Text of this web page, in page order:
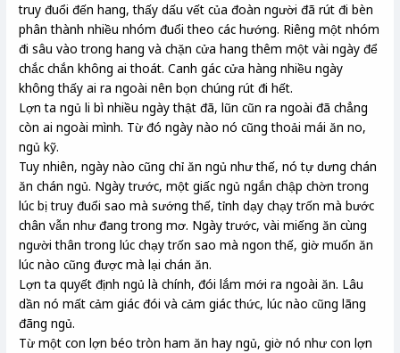
truy đuổi đến hang, thấy dấu vết của đoàn người đã rút đi bèn
phân thành nhiều nhóm đuổi theo các hướng. Riêng một nhóm
đi sâu vào trong hang và chặn cửa hang thêm một vài ngày để
chắc chắn không ai thoát. Canh gác cửa hàng nhiều ngày
không thấy ai ra ngoài nên bọn chúng rút đi hết.
Lợn ta ngủ li bì nhiều ngày thật đã, lũn cũn ra ngoài đã chẳng
còn ai ngoài mình. Từ đó ngày nào nó cũng thoải mái ăn no,
ngủ kỹ.
Tuy nhiên, ngày nào cũng chỉ ăn ngủ như thế, nó tự dưng chán
ăn chán ngủ. Ngày trước, một giấc ngủ ngắn chập chờn trong
lúc bị truy đuổi sao mà sướng thế, tỉnh dạy chạy trốn mà bước
chân vẫn như đang trong mơ. Ngày trước, vài miếng ăn cùng
người thân trong lúc chạy trốn sao mà ngon thế, giờ muốn ăn
lúc nào cũng được mà lại chán ăn.
Lợn ta quyết định ngủ là chính, đói lắm mới ra ngoài ăn. Lâu
dần nó mất cảm giác đói và cảm giác thức, lúc nào cũng lãng
đãng ngủ.
Từ một con lợn béo tròn ham ăn hay ngủ, giờ nó như con lợn